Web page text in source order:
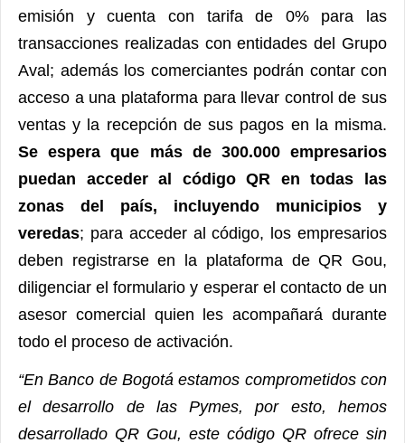
emisión y cuenta con tarifa de 0% para las
transacciones realizadas con entidades del Grupo
Aval; además los comerciantes podrán contar con
acceso a una plataforma para llevar control de sus
ventas y la recepción de sus pagos en la misma.
Se espera que más de 300.000 empresarios
puedan acceder al código QR en todas las
zonas del país, incluyendo municipios y
veredas; para acceder al código, los empresarios
deben registrarse en la plataforma de QR Gou,
diligenciar el formulario y esperar el contacto de un
asesor comercial quien les acompañará durante
todo el proceso de activación.
“En Banco de Bogotá estamos comprometidos con
el desarrollo de las Pymes, por esto, hemos
desarrollado QR Gou, este código QR ofrece sin